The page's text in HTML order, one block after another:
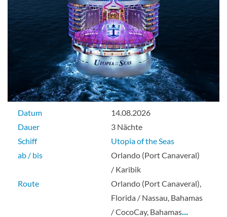
Datum
14.08.2026
Dauer
3 Nächte
Schiff
Utopia of the Seas
ab / bis
Orlando (Port Canaveral)
/ Karibik
Route
Orlando (Port Canaveral),
Florida / Nassau, Bahamas
/ CocoCay, Bahamas…